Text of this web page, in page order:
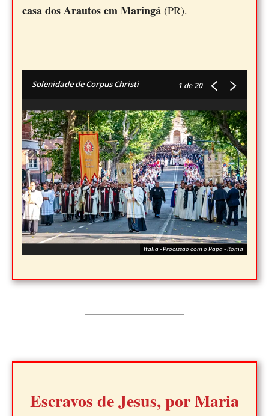
casa dos Arautos em Maringá (PR).
Solenidade de Corpus Christi 1 de 20
Itália - Procissão com o Papa - Roma
Escravos de Jesus, por Maria